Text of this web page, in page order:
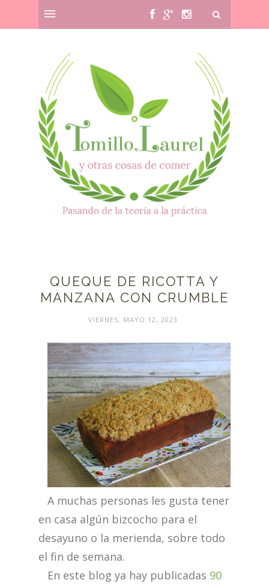
QUEQUE DE RICOTTA Y
MANZANA CON CRUMBLE
VIERNES, MAYO 12, 2023
A muchas personas les gusta tener
en casa algún bizcocho para el
desayuno o la merienda, sobre todo
el fin de semana.
En este blog ya hay publicadas 90